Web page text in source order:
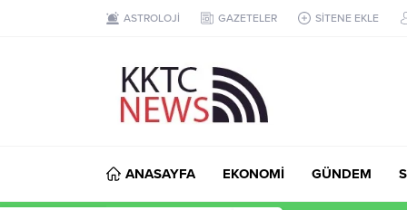
ASTROLOJİ GAZETELER SİTENE EKLE
ANASAYFA EKONOMİ GÜNDEM